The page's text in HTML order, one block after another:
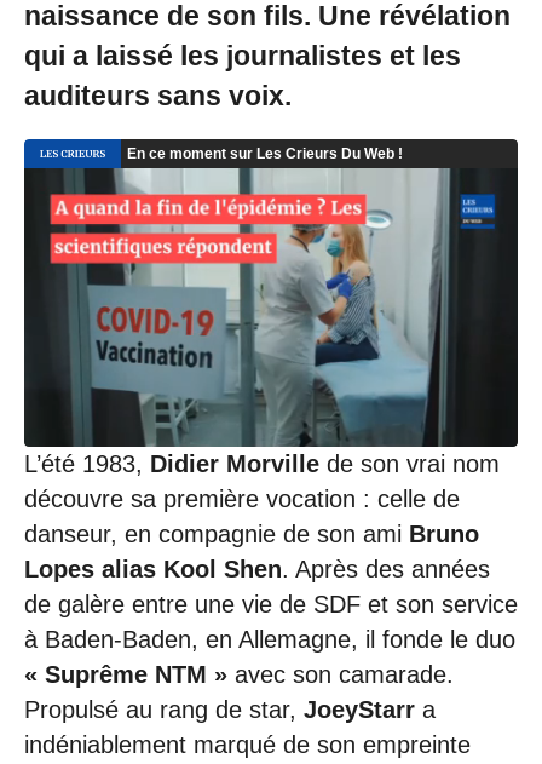
naissance de son fils. Une révélation
qui a laissé les journalistes et les
auditeurs sans voix.
L’été 1983, Didier Morville de son vrai nom
découvre sa première vocation : celle de
danseur, en compagnie de son ami Bruno
Lopes alias Kool Shen. Après des années
de galère entre une vie de SDF et son service
à Baden-Baden, en Allemagne, il fonde le duo
« Suprême NTM » avec son camarade.
Propulsé au rang de star, JoeyStarr a
indéniablement marqué de son empreinte